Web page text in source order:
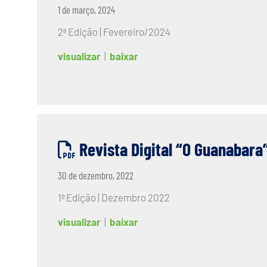
1 de março, 2024
2ª Edição | Fevereiro/2024
visualizar baixar
Revista Digital “O
30 de dezembro, 2022
1ª Edição | Dezembro 2022
visualizar baixar